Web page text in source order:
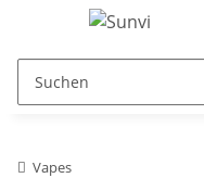
Vapes